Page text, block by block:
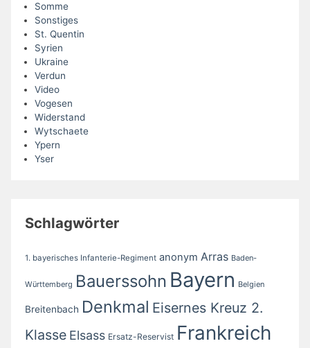
Somme
Sonstiges
St. Quentin
Syrien
Ukraine
Verdun
Video
Vogesen
Widerstand
Wytschaete
Ypern
Yser
Schlagwörter
1. bayerisches Infanterie-Regiment anonym Arras Baden-
Württemberg Bauerssohn Bayern Belgien
Breitenbach Denkmal Eisernes Kreuz 2.
Klasse Elsass Ersatz-Reservist Frankreich